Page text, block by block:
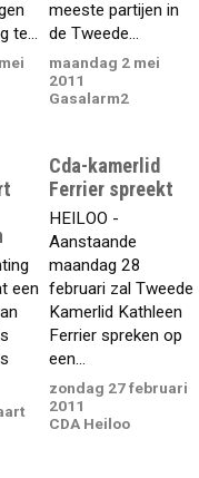
te...
meeste partijen in
de Tweede...
maandag 2 mei
2011
Gasalarm2
een
Cda-kamerlid
Ferrier spreekt
HEILOO -
Aanstaande
maandag 28
februari zal Tweede
Kamerlid Kathleen
Ferrier spreken op
een...
zondag 27 februari
2011
CDA Heiloo